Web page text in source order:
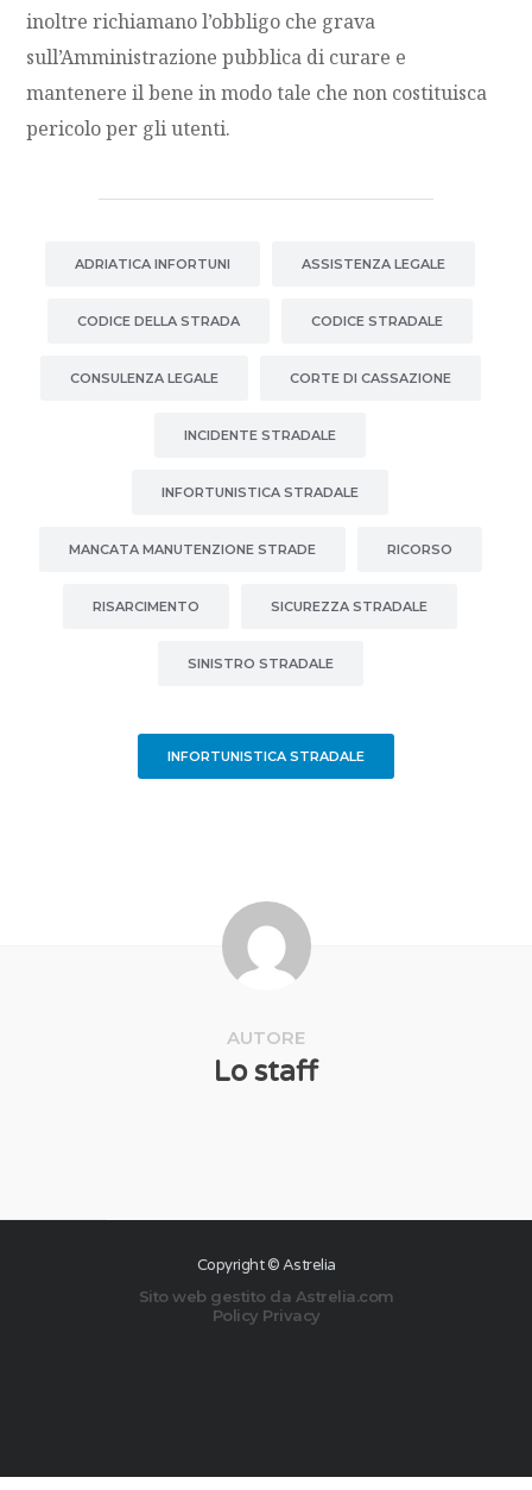
inoltre richiamano l’obbligo che grava
sull’Amministrazione pubblica di curare e
mantenere il bene in modo tale che non costituisca
pericolo per gli utenti.
ADRIATICA INFORTUNI ASSISTENZA LEGALE
CODICE DELLA STRADA CODICE STRADALE
CONSULENZA LEGALE CORTE DI CASSAZIONE
INCIDENTE STRADALE
INFORTUNISTICA STRADALE
MANCATA MANUTENZIONE STRADE RICORSO
RISARCIMENTO SICUREZZA STRADALE
SINISTRO STRADALE
INFORTUNISTICA STRADALE
AUTORE
Lo staff
Copyright © Astrelia
Sito web gestito da Astrelia.com
Policy Privacy